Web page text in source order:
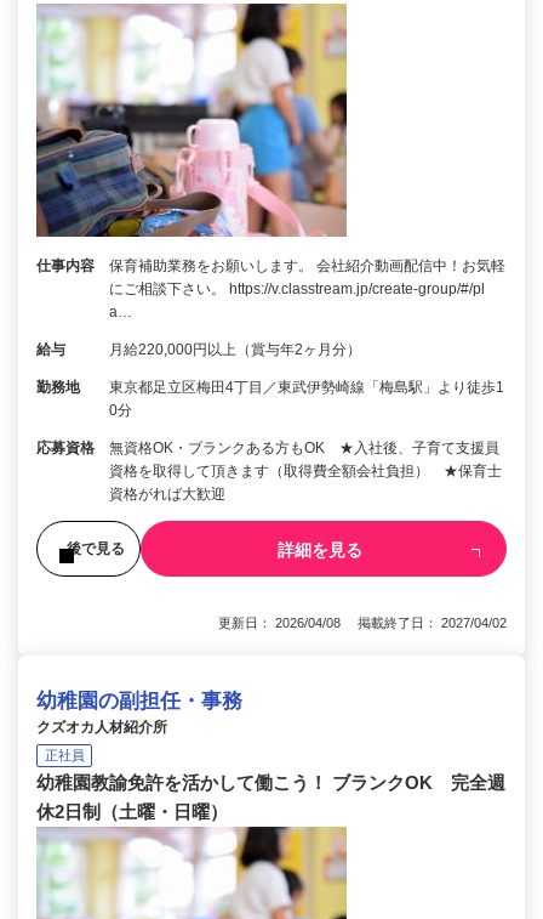
仕事内容
保育補助業務をお願いします。 会社紹介動画配信中！お気軽
にご相談下さい。 https://v.classtream.jp/create-group/#/pl
a…
給与 月給220,000円以上（賞与年2ヶ月分）
勤務地
東京都足立区梅田4丁目／東武伊勢崎線「梅島駅」より徒歩1
0分
応募資格
無資格OK・ブランクある方もOK ★入社後、子育て支援員
資格を取得して頂きます（取得費全額会社負担） ★保育士
資格がれば大歓迎
後で見る 詳細を見る
更新日： 2026/04/08 掲載終了日： 2027/04/02
幼稚園の副担任・事務
クズオカ人材紹介所
正社員
幼稚園教諭免許を活かして働こう！ ブランクOK 完全週
休2日制（土曜・日曜）